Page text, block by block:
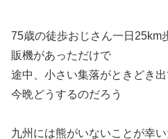
75歳の徒歩おじさん一日25km
販機があっただけで
途中、小さい集落がときどき出
今晩どうするのだろう
九州には熊がいないことが幸い